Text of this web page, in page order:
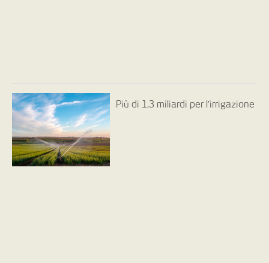
Più di 1,3 miliardi per l’irrigazione